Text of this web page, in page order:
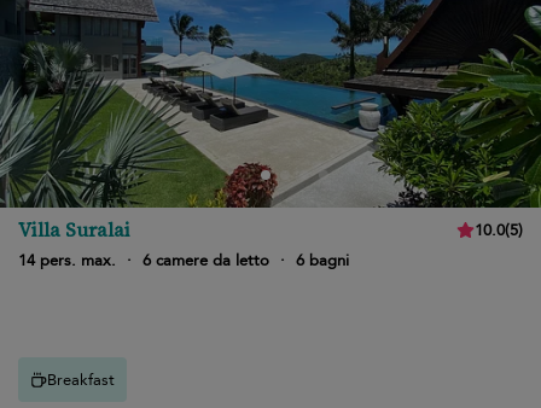
Villa Suralai 10.0(5)
14 pers. max.
· 6 camere da letto · 6 bagni
Breakfast